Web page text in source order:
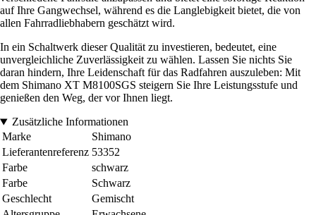
auf Ihre Gangwechsel, während es die Langlebigkeit bietet, die von
allen Fahrradliebhabern geschätzt wird.
In ein Schaltwerk dieser Qualität zu investieren, bedeutet, eine
unvergleichliche Zuverlässigkeit zu wählen. Lassen Sie nichts Sie
daran hindern, Ihre Leidenschaft für das Radfahren auszuleben: Mit
dem Shimano XT M8100SGS steigern Sie Ihre Leistungsstufe und
genießen den Weg, der vor Ihnen liegt.
Zusätzliche Informationen
Marke
Shimano
Lieferantenreferenz 53352
Farbe
schwarz
Farbe
Schwarz
Geschlecht
Gemischt